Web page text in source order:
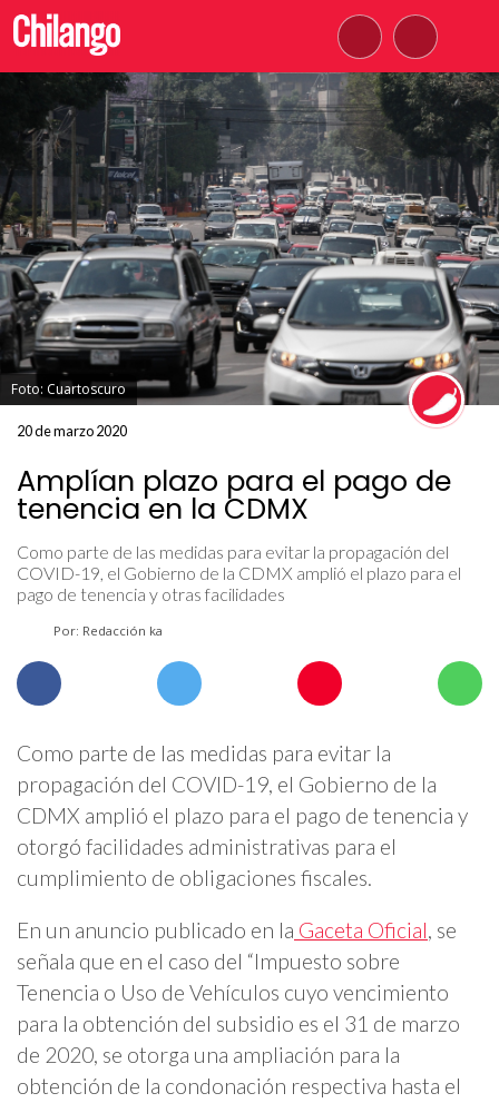
Foto: Cuartoscuro
20 de marzo 2020
Amplían plazo para el pago de
tenencia en la CDMX
Como parte de las medidas para evitar la propagación del
COVID-19, el Gobierno de la CDMX amplió el plazo para el
pago de tenencia y otras facilidades
Por: Redacción ka
Como parte de las medidas para evitar la
propagación del COVID-19, el Gobierno de la
CDMX amplió el plazo para el pago de tenencia y
otorgó facilidades administrativas para el
cumplimiento de obligaciones fiscales.
En un anuncio publicado en la Gaceta Oficial, se
señala que en el caso del “Impuesto sobre
Tenencia o Uso de Vehículos cuyo vencimiento
para la obtención del subsidio es el 31 de marzo
de 2020, se otorga una ampliación para la
obtención de la condonación respectiva hasta el